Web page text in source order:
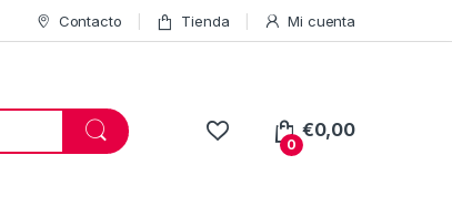
Contacto Tienda Mi cuenta
0
€0,00